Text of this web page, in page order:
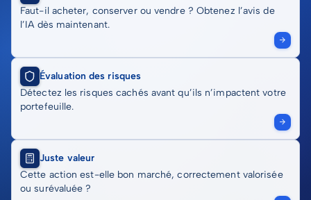
Faut-il acheter, conserver ou vendre ? Obtenez l’avis de
l’IA dès maintenant.
Évaluation des risques
Détectez les risques cachés avant qu’ils n’impactent votre
portefeuille.
Juste valeur
Cette action est-elle bon marché, correctement valorisée
ou surévaluée ?